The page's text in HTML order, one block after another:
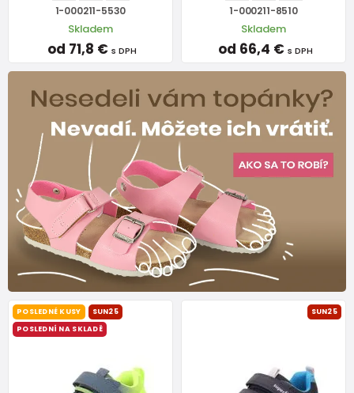
1-000211-5530
Skladem
od 71,8 € s DPH
1-000211-8510
Skladem
od 66,4 € s DPH
POSLEDNÉ KUSY
SUN25
POSLEDNÍ NA SKLADĚ
SUN25